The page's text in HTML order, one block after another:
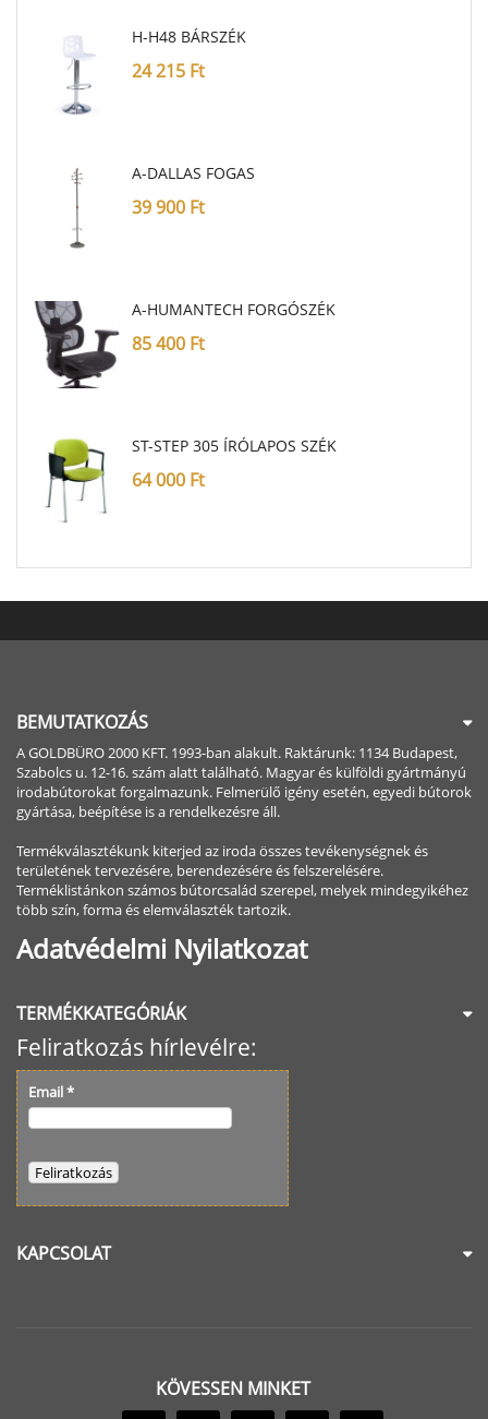
H-H48 BÁRSZÉK
24 215 Ft
A-DALLAS FOGAS
39 900 Ft
A-HUMANTECH FORGÓSZÉK
85 400 Ft
ST-STEP 305 ÍRÓLAPOS SZÉK
64 000 Ft
BEMUTATKOZÁS
A GOLDBÜRO 2000 KFT. 1993-ban alakult. Raktárunk: 1134 Budapest,
Szabolcs u. 12-16. szám alatt található. Magyar és külföldi gyártmányú
irodabútorokat forgalmazunk. Felmerülő igény esetén, egyedi bútorok
gyártása, beépítése is a rendelkezésre áll.
Termékválasztékunk kiterjed az iroda összes tevékenységnek és
területének tervezésére, berendezésére és felszerelésére.
Terméklistánkon számos bútorcsalád szerepel, melyek mindegyikéhez
több szín, forma és elemválaszték tartozik.
Adatvédelmi Nyilatkozat
TERMÉKKATEGÓRIÁK
Feliratkozás hírlevélre:
Email*
KAPCSOLAT
KÖVESSEN MINKET